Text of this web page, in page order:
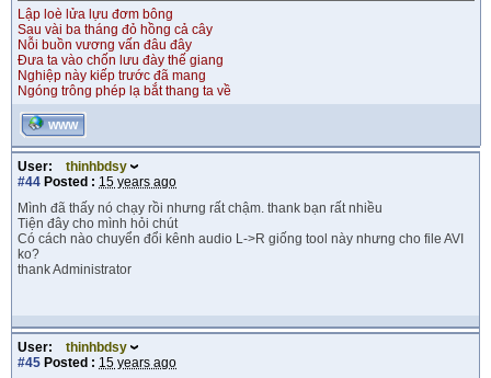
Lập loè lửa lựu đơm bông
Sau vài ba tháng đỏ hồng cả cây
Nỗi buồn vương vấn đâu đây
Đưa ta vào chốn lưu đày thế giang
Nghiệp này kiếp trước đã mang
Ngóng trông phép lạ bắt thang ta về
WWW
User:
thinhbdsy
#44 Posted : 15 years ago
Mình đã thấy nó chạy rồi nhưng rất chậm. thank bạn rất nhiều
Tiện đây cho mình hỏi chút
Có cách nào chuyển đổi kênh audio L->R giống tool này nhưng cho file AVI
ko?
thank Administrator
User:
thinhbdsy
#45 Posted : 15 years ago